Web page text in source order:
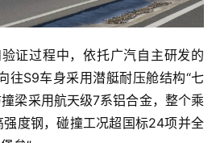
证过程中，依托广汽自主研发的
往S9车身采用潜艇耐压舱结构“七
梁采用航天级7系铝合金，整个乘
强度钢，碰撞工况超国标24项并全